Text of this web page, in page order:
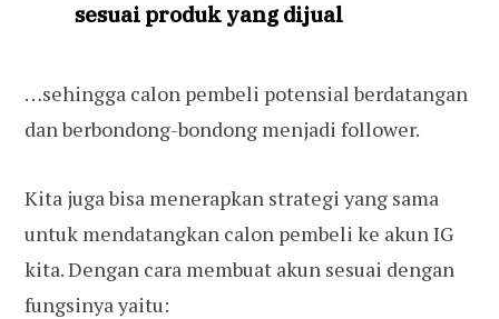
sesuai produk yang dijual
…sehingga calon pembeli potensial berdatangan
dan berbondong-bondong menjadi follower.
Kita juga bisa menerapkan strategi yang sama
untuk mendatangkan calon pembeli ke akun IG
kita. Dengan cara membuat akun sesuai dengan
fungsinya yaitu: